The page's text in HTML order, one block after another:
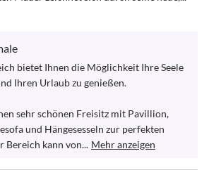
bietet Ihnen die Möglichkeit Ihre Seele
Ihren Urlaub zu genießen.
sehr schönen Freisitz mit Pavillion,
und Hängesesseln zur perfekten
Bereich kann von... Mehr anzeigen